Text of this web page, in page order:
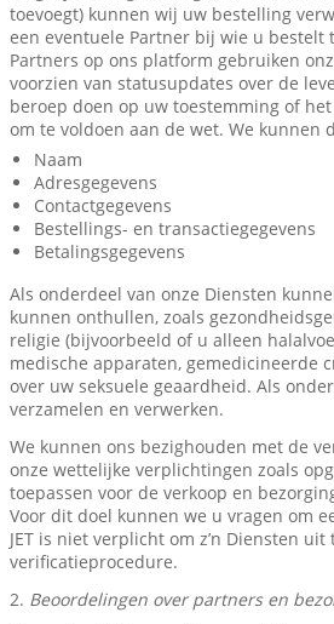
toevoegt) kunnen wij uw bestelling
een eventuele Partner bij wie u bestelt
Partners op ons platform gebruiken
voorzien van statusupdates over de
beroep doen op uw toestemming of
om te voldoen aan de wet. We kunnen
Naam
Adresgegevens
Contactgegevens
Bestellings- en transactiegegevens
Betalingsgegevens
Als onderdeel van onze Diensten
kunnen onthullen, zoals
religie (bijvoorbeeld of u alleen
medische apparaten, gemedicineerde
over uw seksuele geaardheid. Als
verzamelen en verwerken.
We kunnen ons bezighouden met de
onze wettelijke verplichtingen zoals
toepassen voor de verkoop en
Voor dit doel kunnen we u vragen om
JET is niet verplicht om z’n Diensten
verificatieprocedure.
2. Beoordelingen over partners en